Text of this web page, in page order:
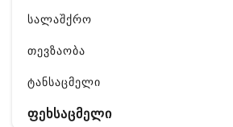
სალაშქრო
თევზაობა
ტანსაცმელი
ფეხსაცმელი